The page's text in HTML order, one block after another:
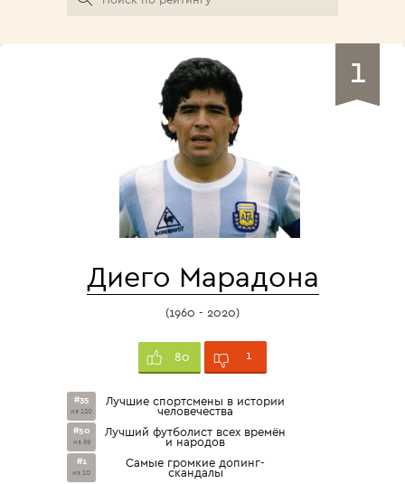
1
Диего Марадона
(1960 - 2020)
80 1
#35
из 120
Лучшие спортсмены в истории
человечества
#50
из 69
Лучший футболист всех времён
и народов
#1
из 10
Самые громкие допинг-
скандалы